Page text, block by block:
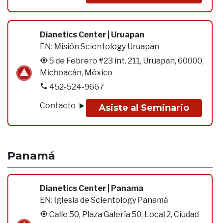
Dianetics Center | Uruapan
EN: Misión Scientology Uruapan
5 de Febrero #23 int. 211, Uruapan, 60000,
Michoacán, México
452-524-9667
Contacto
Asiste al Seminario
Panamá
Dianetics Center | Panama
EN: Iglesia de Scientology Panamá
Calle 50, Plaza Galería 50, Local 2, Ciudad